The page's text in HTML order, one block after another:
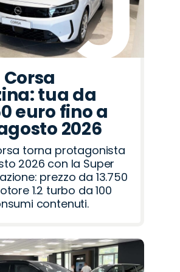
tua da
euro fino a
2026
torna protagonista
2026 con la Super
prezzo da 13.750
1.2 turbo da 100
contenuti.